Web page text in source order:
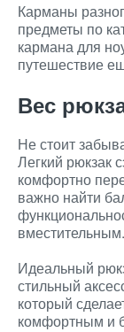
Карманы
предметы по
кармана для
путешествие
Вес
Не стоит
Легкий рюкзак
комфортно
важно найти
вместительным.
Идеальный
стильный
который
комфортным и